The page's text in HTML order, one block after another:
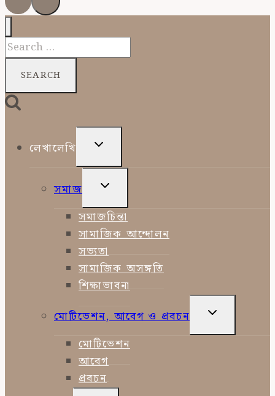
Search
for:
লেখালেখি
TOGGLE
MENU
সমাজ
TOGGLE
MENU
সমাজচিন্তা
সামাজিক আন্দোলন
সভ্যতা
সামাজিক অসঙ্গতি
শিক্ষাভাবনা
মোটিভেশন, আবেগ ও প্রবচন
TOGGLE
মোটিভেশন
আবেগ
প্রবচন